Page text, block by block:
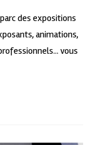
des expositions
animations,
vous